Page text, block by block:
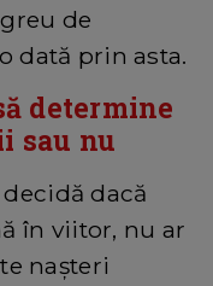
de
dată prin asta.
determine
sau nu
dacă
în viitor, nu ar
nașteri